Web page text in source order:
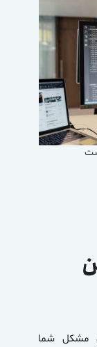
مشکل شما